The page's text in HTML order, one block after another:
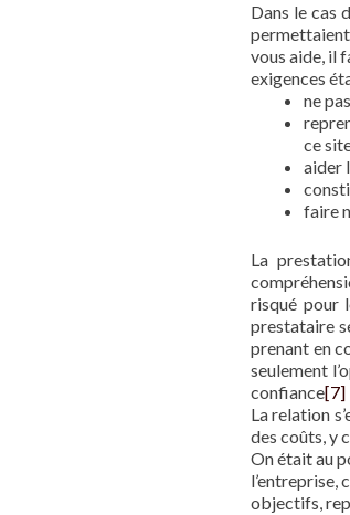
Dans le cas
vous aide, il
exigences
ne
ce
aider
faire
La
risqué pour
prestataire
prenant en
seulement
confiance[7]
La relation
des coûts, y
On était au
l’entreprise,
objectifs,